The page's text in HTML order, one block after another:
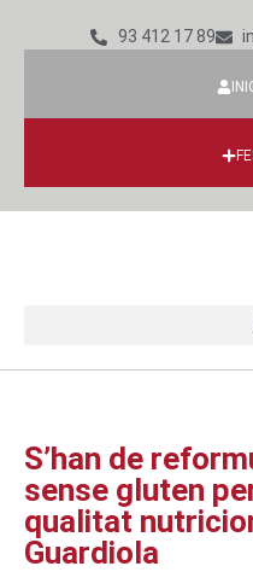
93 412 17 89
S’han de
sense gluten
qualitat
Guardiola